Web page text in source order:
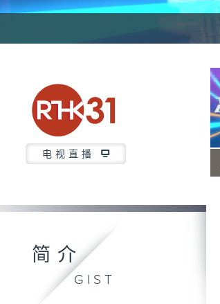
电视直播
简介
GIST